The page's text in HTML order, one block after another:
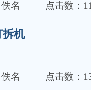
名 点击数：
拆机
名 点击数：